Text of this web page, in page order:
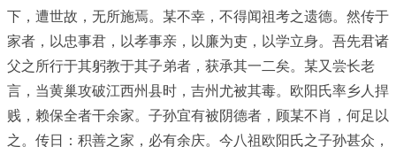
下，遭世故，无所施焉。某不幸，不得闻祖考之遗德。然传于
家者，以忠事君，以孝事亲，以廉为吏，以学立身。吾先君诸
父之所行于其躬教于其子弟者，获承其一二矣。某又尝长老
言，当黄巢攻破江西州县时，吉州尤被其毒。欧阳氏率乡人捍
贱，赖保全者干余家。子孙宜有被阴德者，顾某不肖，何足以
之。传日：积善之家，必有余庆。今八祖欧阳氏之子孙甚众，